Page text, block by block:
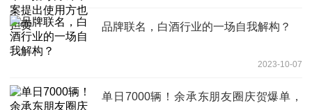
品牌联名，白酒行业的一场自我解构？
2023-10-07
单日7000辆！余承东朋友圈庆贺爆单，